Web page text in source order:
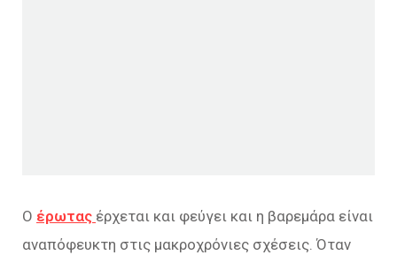
Ο έρωτας έρχεται και φεύγει και η βαρεμάρα είναι
αναπόφευκτη στις μακροχρόνιες σχέσεις. Όταν